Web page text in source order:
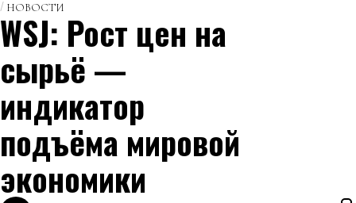
НОВОСТИ
WSJ: Рост цен на
сырьё —
индикатор
подъёма мировой
экономики